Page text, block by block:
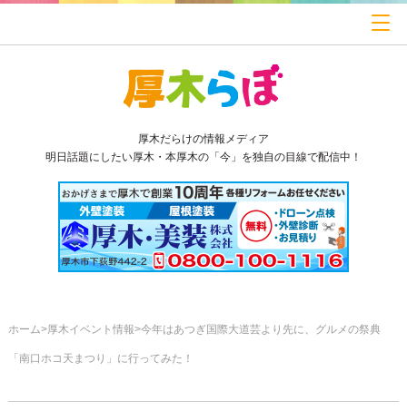
厚木だらけの情報メディア
明日話題にしたい厚木・本厚木の「今」を独自の目線で配信中！
ホーム 厚木イベント情報 今年はあつぎ国際大道芸より先に、グルメの祭典
「南口ホコ天まつり」に行ってみた！